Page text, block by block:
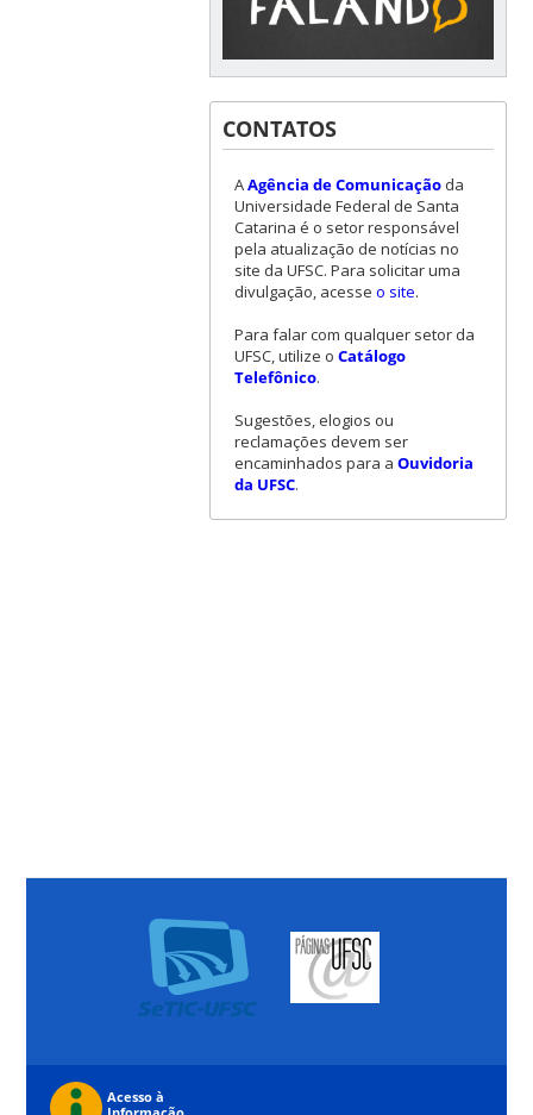
CONTATOS
AAgência de Comunicaçãoda
Universidade Federal de Santa
Catarina é o setor responsável
pela atualização de notícias no
site da UFSC. Para solicitar uma
divulgação, acesse o site.
Para falar com qualquer setor da
UFSC, utilize o Catálogo
Telefônico.
Sugestões, elogios ou
reclamações devem ser
encaminhados para a Ouvidoria
da UFSC.